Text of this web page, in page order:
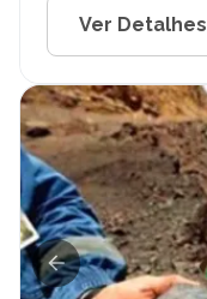
Ver Detalhes